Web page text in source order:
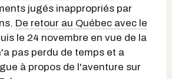
jugés inappropriés par
De retour au Québec avec le
le 24 novembre en vue de la
pas perdu de temps et a
à propos de l'aventure sur